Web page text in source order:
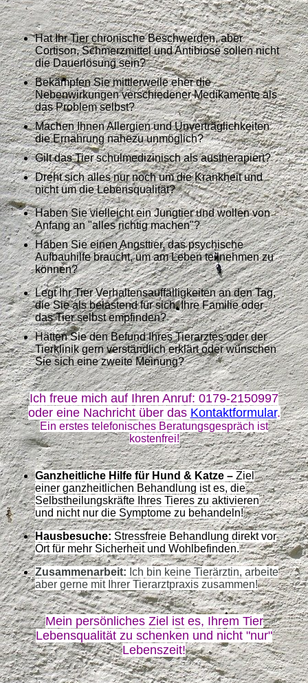
Hat Ihr Tier chronische Beschwerden, aber
Cortison, Schmerzmittel und Antibiose sollen nicht
die Dauerlösung sein?
Bekämpfen Sie mittlerweile eher die
Nebenwirkungen verschiedener Medikamente als
das Problem selbst?
Machen Ihnen Allergien und Unverträglichkeiten
die Ernährung nahezu unmöglich?
Gilt das Tier schulmedizinisch als austherapiert?
Dreht sich alles nur noch um die Krankheit und
nicht um die Lebensqualität?
Haben Sie vielleicht ein Jungtier und wollen von
Anfang an "alles richtig machen"?
Haben Sie einen Angsttier, das psychische
Aufbauhilfe braucht, um am Leben teilnehmen zu
können?
Legt Ihr Tier Verhaltensauffälligkeiten an den Tag,
die Sie als belastend für sich, Ihre Familie oder
das Tier selbst empfinden?
Hätten Sie den Befund Ihres Tierarztes oder der
Tierklinik gern verständlich erklärt oder wünschen
Sie sich eine zweite Meinung?
Ich freue mich auf Ihren Anruf: 0179-2150997
oder eine Nachricht über das Kontaktformular.
Ein erstes telefonisches Beratungsgespräch ist
kostenfrei!
Ganzheitliche Hilfe für Hund & Katze – Ziel
einer ganzheitlichen Behandlung ist es, die
Selbstheilungskräfte Ihres Tieres zu aktivieren
und nicht nur die Symptome zu behandeln!
Hausbesuche: Stressfreie Behandlung direkt vor
Ort für mehr Sicherheit und Wohlbefinden.
Zusammenarbeit: Ich bin keine Tierärztin, arbeite
aber gerne mit Ihrer Tierarztpraxis zusammen!
Mein persönliches Ziel ist es, Ihrem Tier
Lebensqualität zu schenken und nicht "nur"
Lebenszeit!